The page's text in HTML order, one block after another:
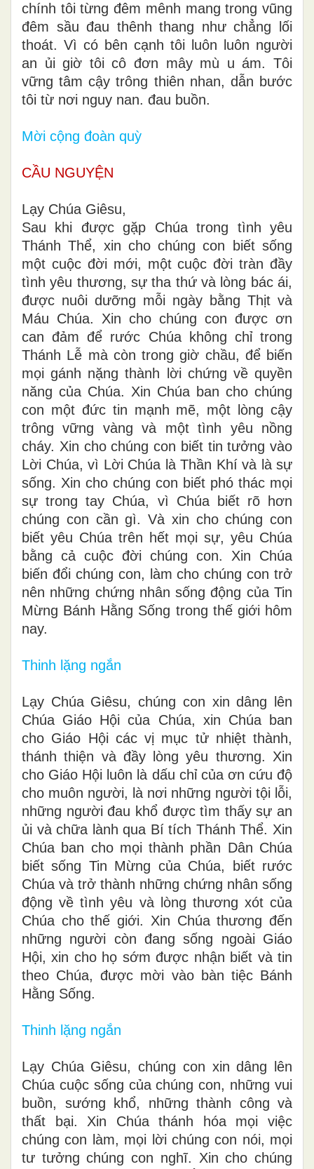
chính tôi từng đêm mênh mang trong vũng
đêm sầu đau thênh thang như chẳng lối
thoát. Vì có bên cạnh tôi luôn luôn người
an ủi giờ tôi cô đơn mây mù u ám. Tôi
vững tâm cậy trông thiên nhan, dẫn bước
tôi từ nơi nguy nan. đau buồn.
Mời cộng đoàn quỳ
CẦU NGUYỆN
Lạy Chúa Giêsu,
Sau khi được gặp Chúa trong tình yêu
Thánh Thể, xin cho chúng con biết sống
một cuộc đời mới, một cuộc đời tràn đầy
tình yêu thương, sự tha thứ và lòng bác ái,
được nuôi dưỡng mỗi ngày bằng Thịt và
Máu Chúa. Xin cho chúng con được ơn
can đảm để rước Chúa không chỉ trong
Thánh Lễ mà còn trong giờ chầu, để biến
mọi gánh nặng thành lời chứng về quyền
năng của Chúa. Xin Chúa ban cho chúng
con một đức tin mạnh mẽ, một lòng cậy
trông vững vàng và một tình yêu nồng
cháy. Xin cho chúng con biết tin tưởng vào
Lời Chúa, vì Lời Chúa là Thần Khí và là sự
sống. Xin cho chúng con biết phó thác mọi
sự trong tay Chúa, vì Chúa biết rõ hơn
chúng con cần gì. Và xin cho chúng con
biết yêu Chúa trên hết mọi sự, yêu Chúa
bằng cả cuộc đời chúng con. Xin Chúa
biến đổi chúng con, làm cho chúng con trở
nên những chứng nhân sống động của Tin
Mừng Bánh Hằng Sống trong thế giới hôm
nay.
Thinh lặng ngắn
Lạy Chúa Giêsu, chúng con xin dâng lên
Chúa Giáo Hội của Chúa, xin Chúa ban
cho Giáo Hội các vị mục tử nhiệt thành,
thánh thiện và đầy lòng yêu thương. Xin
cho Giáo Hội luôn là dấu chỉ của ơn cứu độ
cho muôn người, là nơi những người tội lỗi,
những người đau khổ được tìm thấy sự an
ủi và chữa lành qua Bí tích Thánh Thể. Xin
Chúa ban cho mọi thành phần Dân Chúa
biết sống Tin Mừng của Chúa, biết rước
Chúa và trở thành những chứng nhân sống
động về tình yêu và lòng thương xót của
Chúa cho thế giới. Xin Chúa thương đến
những người còn đang sống ngoài Giáo
Hội, xin cho họ sớm được nhận biết và tin
theo Chúa, được mời vào bàn tiệc Bánh
Hằng Sống.
Thinh lặng ngắn
Lạy Chúa Giêsu, chúng con xin dâng lên
Chúa cuộc sống của chúng con, những vui
buồn, sướng khổ, những thành công và
thất bại. Xin Chúa thánh hóa mọi việc
chúng con làm, mọi lời chúng con nói, mọi
tư tưởng chúng con nghĩ. Xin cho chúng